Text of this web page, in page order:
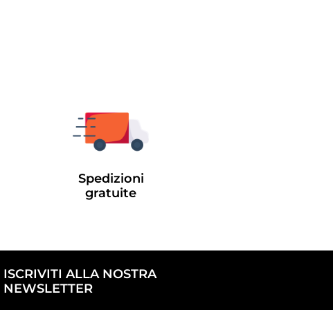
Spedizioni
gratuite
ISCRIVITI ALLA NOSTRA
NEWSLETTER